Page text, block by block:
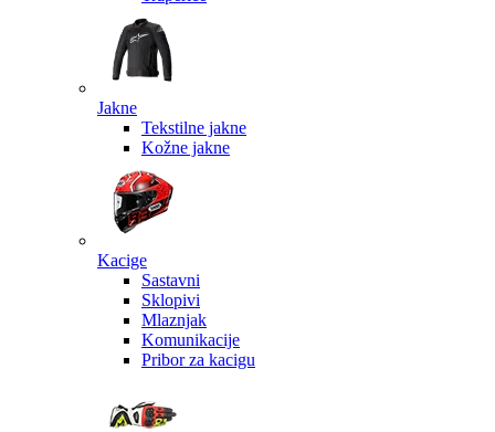
Jakne
Tekstilne jakne
Kožne jakne
Kacige
Sastavni
Sklopivi
Mlaznjak
Komunikacije
Pribor za kacigu